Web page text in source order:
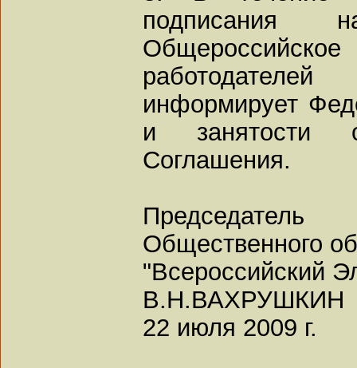
подписания
информирует
и занятости
Соглашения.
Председатель
Общественного
"Всероссийский
В.Н.ВАХРУШКИН
22 июля 2009 г.